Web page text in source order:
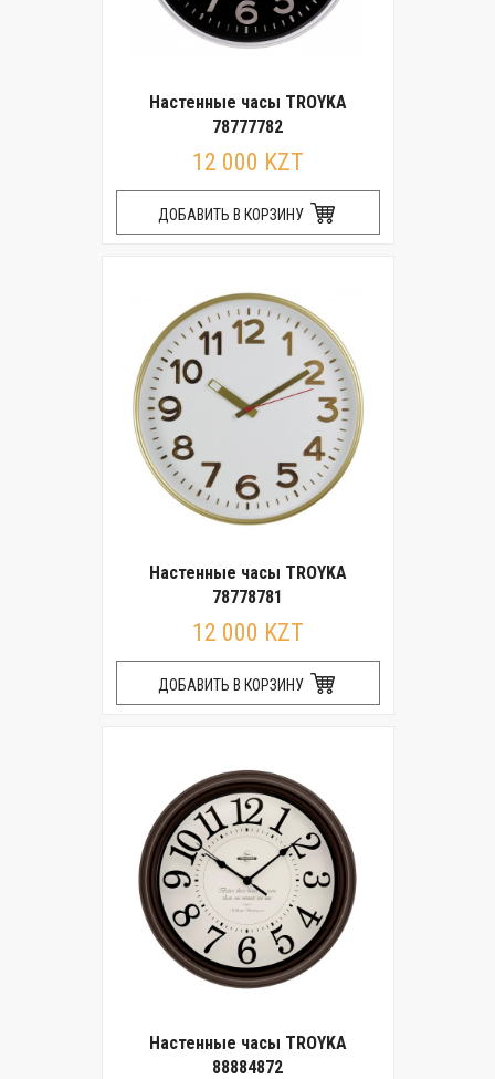
Настенные часы TROYKA
78777782
12 000 KZT
ДОБАВИТЬ В КОРЗИНУ
Настенные часы TROYKA
78778781
12 000 KZT
ДОБАВИТЬ В КОРЗИНУ
Настенные часы TROYKA
88884872